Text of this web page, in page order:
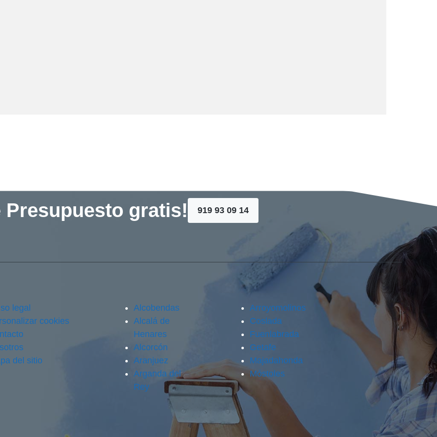
Presupuesto gratis! 919 93 09 14
legal
cookies
del sitio
Alcobendas
Alcalá de
Henares
Alcorcón
Aranjuez
Arganda del
Rey
Arroyomolinos
Coslada
Fuenlabrada
Getafe
Majadahonda
Móstoles